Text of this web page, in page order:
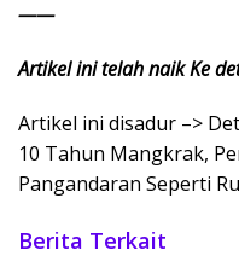
——
Artikel ini telah naik Ke
Artikel ini disadur –>
10 Tahun Mangkrak,
Pangandaran Seperti
Berita Terkait